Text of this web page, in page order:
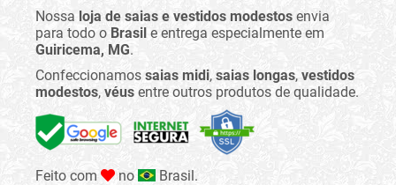
Nossa loja de saias e vestidos modestos envia
para todo o Brasil e entrega especialmente em
Guiricema, MG.
Confeccionamos saias midi, saias longas, vestidos
modestos, véus entre outros produtos de qualidade.
Feito com no
Brasil.